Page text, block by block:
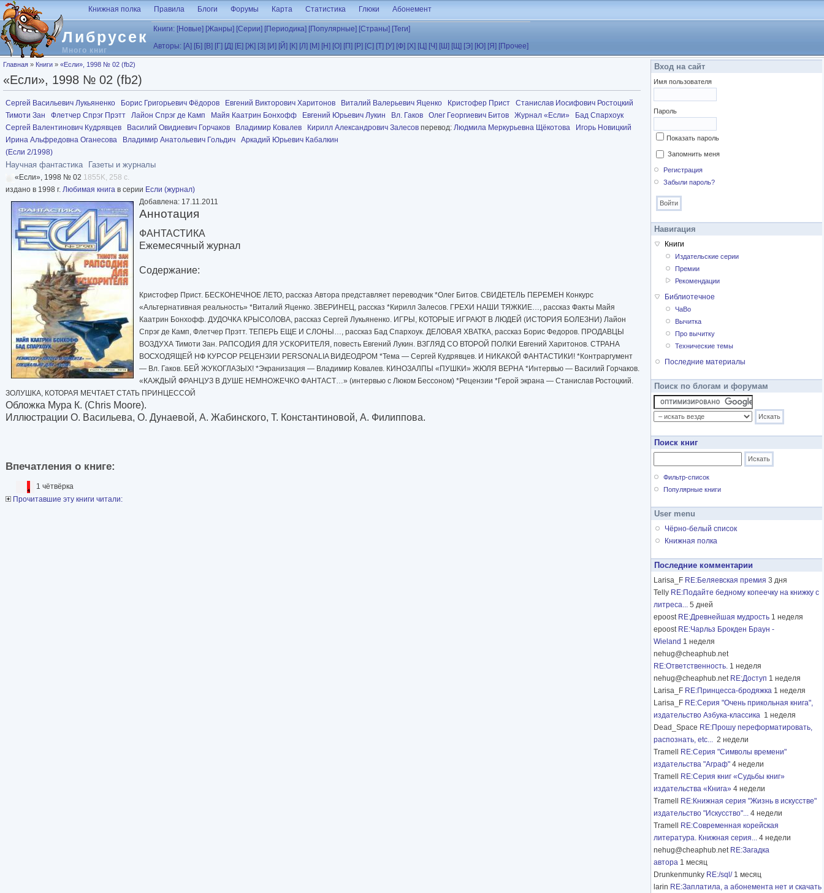
Перейти к основному содержанию
Либрусек
Много книг
Книжная полка Правила Блоги Форумы Карта Статистика Глюки Абонемент
Книги: [Новые] [Жанры] [Серии] [Периодика] [Популярные] [Страны] [Теги]
Авторы: [А] [Б] [В] [Г] [Д] [Е] [Ж] [З] [И] [Й] [К] [Л] [М] [Н] [О] [П] [Р] [С] [Т] [У] [Ф] [Х] [Ц] [Ч] [Ш] [Щ] [Э] [Ю] [Я] [Прочее]
Вы здесь
Главная » Книги » «Если», 1998 № 02 (fb2)
«Если», 1998 № 02 (fb2)
Сергей Васильевич Лукьяненко Борис Григорьевич Фёдоров Евгений Викторович Харитонов Виталий Валерьевич Яценко Кристофер Прист
Станислав Иосифович Ростоцкий
Тимоти Зан
Флетчер Спрэг Прэтт Лайон Спрэг де Камп Майя Каатрин Бонхофф Евгений Юрьевич Лукин Вл. Гаков Олег Георгиевич Битов Журнал «Если»
Бад Спархоук
Сергей Валентинович Кудрявцев
Василий Овидиевич Горчаков Владимир Ковалев Кирилл Александрович Залесов перевод: Людмила Меркурьевна Щёкотова
Игорь Новицкий
Ирина Альфредовна Оганесова
Владимир Анатольевич Гольдич
Аркадий Юрьевич Кабалкин
(Если 2/1998)
Научная фантастика Газеты и журналы
«Если», 1998 № 02 1855K, 258 с.
издано в 1998 г. Любимая книга в серии Если (журнал)
Добавлена: 17.11.2011
Аннотация
ФАНТАСТИКА
Ежемесячный журнал
Содержание:
Кристофер Прист. БЕСКОНЕЧНОЕ ЛЕТО, рассказ Автора представляет переводчик *Олег Битов. СВИДЕТЕЛЬ ПЕРЕМЕН Конкурс
«Альтернативная реальность» *Виталий Яценко. ЗВЕРИНЕЦ, рассказ *Кирилл Залесов. ГРЕХИ НАШИ ТЯЖКИЕ…, рассказ Факты Майя
Каатрин Бонхофф. ДУДОЧКА КРЫСОЛОВА, рассказ Сергей Лукьяненко. ИГРЫ, КОТОРЫЕ ИГРАЮТ В ЛЮДЕЙ (ИСТОРИЯ БОЛЕЗНИ) Лайон
Спрэг де Камп, Флетчер Прэтт. ТЕПЕРЬ ЕЩЕ И СЛОНЫ…, рассказ Бад Спархоук. ДЕЛОВАЯ ХВАТКА, рассказ Борис Федоров. ПРОДАВЦЫ
ВОЗДУХА Тимоти Зан. РАПСОДИЯ ДЛЯ УСКОРИТЕЛЯ, повесть Евгений Лукин. ВЗГЛЯД СО ВТОРОЙ ПОЛКИ Евгений Харитонов. СТРАНА
ВОСХОДЯЩЕЙ НФ КУРСОР РЕЦЕНЗИИ PERSONALIA ВИДЕОДРОМ *Тема — Сергей Кудрявцев. И НИКАКОЙ ФАНТАСТИКИ! *Контраргумент
— Вл. Гаков. БЕЙ ЖУКОГЛАЗЫХ! *Экранизация — Владимир Ковалев. КИНОЗАЛПЫ «ПУШКИ» ЖЮЛЯ ВЕРНА *Интервью — Василий Горчаков.
«КАЖДЫЙ ФРАНЦУЗ В ДУШЕ НЕМНОЖЕЧКО ФАНТАСТ…» (интервью с Люком Бессоном) *Рецензии *Герой экрана — Станислав Ростоцкий.
ЗОЛУШКА, КОТОРАЯ МЕЧТАЕТ СТАТЬ ПРИНЦЕССОЙ
Обложка Мура К. (Chris Moore).
Иллюстрации О. Васильева, О. Дунаевой, А. Жабинского, Т. Константиновой, А. Филиппова.
Впечатления о книге:
1 чётвёрка
Прочитавшие эту книги читали:
Вход на сайт
Имя пользователя
Пароль
Показать пароль
Запомнить меня
Регистрация
Забыли пароль?
Навигация
Книги
Издательские серии
Премии
Рекомендации
Библиотечное
ЧаВо
Вычитка
Про вычитку
Технические темы
Последние материалы
Поиск по блогам и форумам
Поиск книг
Фильтр-список
Популярные книги
User menu
Чёрно-белый список
Книжная полка
Последние комментарии
Larisa_F RE:Беляевская премия 3 дня
Telly RE:Подайте бедному копеечку на книжку с
литреса... 5 дней
epoost RE:Древнейшая мудрость 1 неделя
epoost RE:Чарльз Брокден Браун -
Wieland 1 неделя
nehug@cheaphub.net
RE:Ответственность. 1 неделя
nehug@cheaphub.net RE:Доступ 1 неделя
Larisa_F RE:Принцесса-бродяжка 1 неделя
Larisa_F RE:Серия "Очень прикольная книга",
издательство Азбука-классика 1 неделя
Dead_Space RE:Прошу переформатировать,
распознать, etc... 2 недели
Tramell
RE:Серия "Символы времени"
издательства "Аграф" 4 недели
Tramell
RE:Серия книг «Судьбы книг»
издательства «Книга» 4 недели
Tramell
RE:Книжная серия "Жизнь в искусстве"
издательство "Искусство"... 4 недели
Tramell
RE:Современная корейская
литература. Книжная серия... 4 недели
nehug@cheaphub.net RE:Загадка
автора 1 месяц
Drunkenmunky RE:/sql/ 1 месяц
larin RE:Заплатила, а абонемента нет и скачать